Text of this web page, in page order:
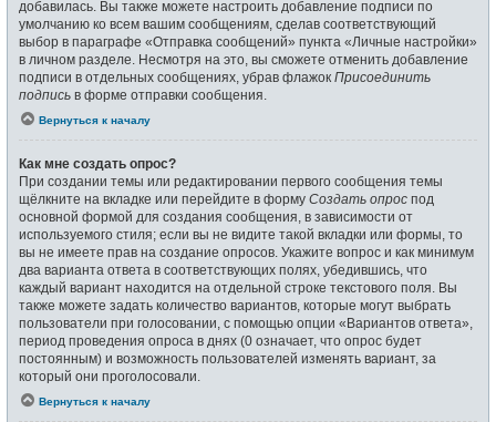
добавилась. Вы также можете настроить добавление подписи по
умолчанию ко всем вашим сообщениям, сделав соответствующий
выбор в параграфе «Отправка сообщений» пункта «Личные настройки»
в личном разделе. Несмотря на это, вы сможете отменить добавление
подписи в отдельных сообщениях, убрав флажок Присоединить
подпись в форме отправки сообщения.
Вернуться к началу
Как мне создать опрос?
При создании темы или редактировании первого сообщения темы
щёлкните на вкладке или перейдите в форму Создать опрос под
основной формой для создания сообщения, в зависимости от
используемого стиля; если вы не видите такой вкладки или формы, то
вы не имеете прав на создание опросов. Укажите вопрос и как минимум
два варианта ответа в соответствующих полях, убедившись, что
каждый вариант находится на отдельной строке текстового поля. Вы
также можете задать количество вариантов, которые могут выбрать
пользователи при голосовании, с помощью опции «Вариантов ответа»,
период проведения опроса в днях (0 означает, что опрос будет
постоянным) и возможность пользователей изменять вариант, за
который они проголосовали.
Вернуться к началу